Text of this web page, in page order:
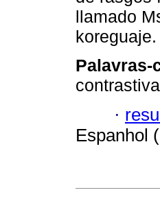
llamado
koreguaje.
Palavras-
·
Espanhol (